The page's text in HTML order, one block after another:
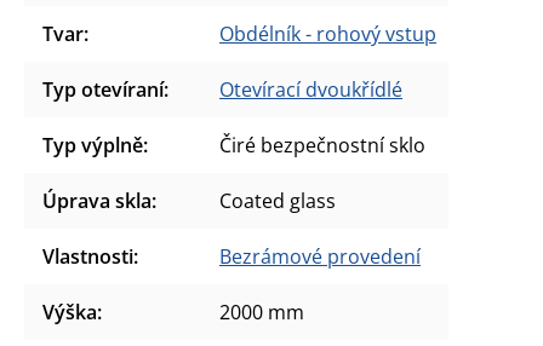
Tvar: Obdélník - rohový vstup
Typ otevíraní: Otevírací dvoukřídlé
Typ výplně: Čiré bezpečnostní sklo
Úprava skla: Coated glass
Vlastnosti: Bezrámové provedení
Výška: 2000 mm